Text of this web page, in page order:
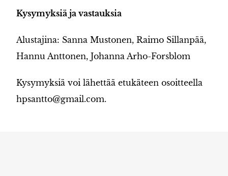
Kysymyksiä ja vastauksia
Alustajina: Sanna Mustonen, Raimo Sillanpää,
Hannu Anttonen, Johanna Arho-Forsblom
Kysymyksiä voi lähettää etukäteen osoitteella
hpsantto@gmail.com.